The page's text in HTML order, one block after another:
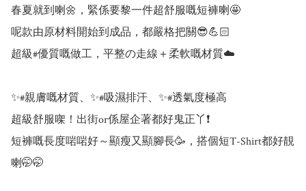
春夏就到喇🌼，緊係要黎一件超舒服嘅短褲喇🤩
呢款由原材料開始到成品，都嚴格把關😎💪🏻
超級#優質嘅做工，平整の走線＋柔軟嘅材質☁️
✨#親膚嘅材質、✨#吸濕排汗、✨#透氣度極高
超級舒服㗎！出街or係屋企著都好鬼正丫❗
短褲嘅長度啱啱好～顯瘦又顯腳長🥳，搭個短T-Shirt都好靚
喇🤭🤭